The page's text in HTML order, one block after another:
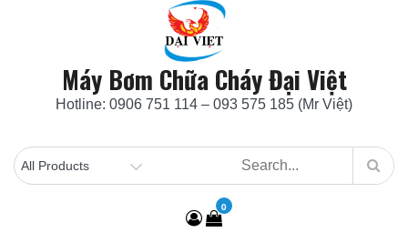
Máy Bơm Chữa Cháy Đại Việt
Hotline: 0906 751 114 – 093 575 185 (Mr Việt)
0